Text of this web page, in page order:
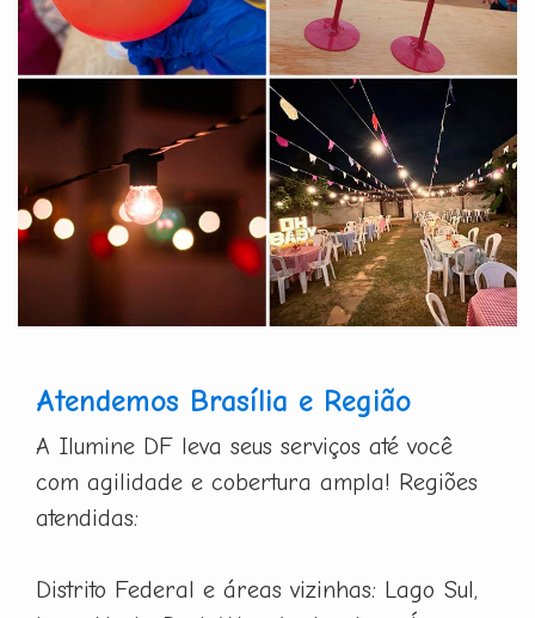
Atendemos Brasília e Região
A Ilumine DF leva seus serviços até você
com agilidade e cobertura ampla! Regiões
atendidas:
Distrito Federal e áreas vizinhas: Lago Sul,